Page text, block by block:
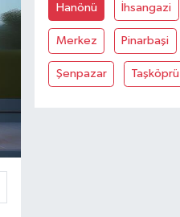
Hanönü İhsangazi
Merkez Pinarbaşi
Şenpazar Taşköprü